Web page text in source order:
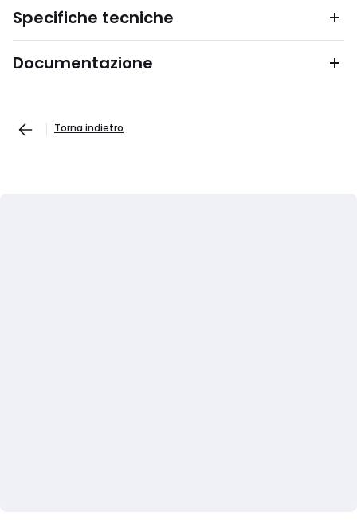
Specifiche tecniche
Documentazione
Torna indietro